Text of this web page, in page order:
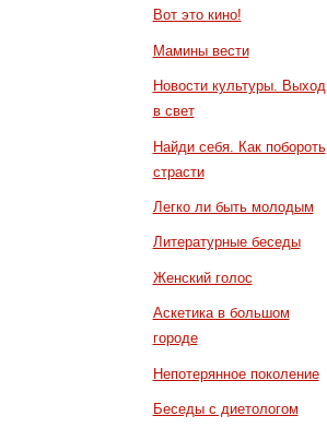
Вот это кино!
Мамины вести
Новости культуры. Выход
в свет
Найди себя. Как побороть
страсти
Легко ли быть молодым
Литературные беседы
Женский голос
Аскетика в большом
городе
Непотерянное поколение
Беседы с диетологом